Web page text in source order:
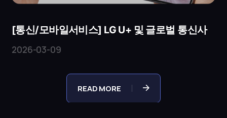
[통신/모바일서비스] LG U+ 및 글로벌 통신사
2026-03-09
READ MORE